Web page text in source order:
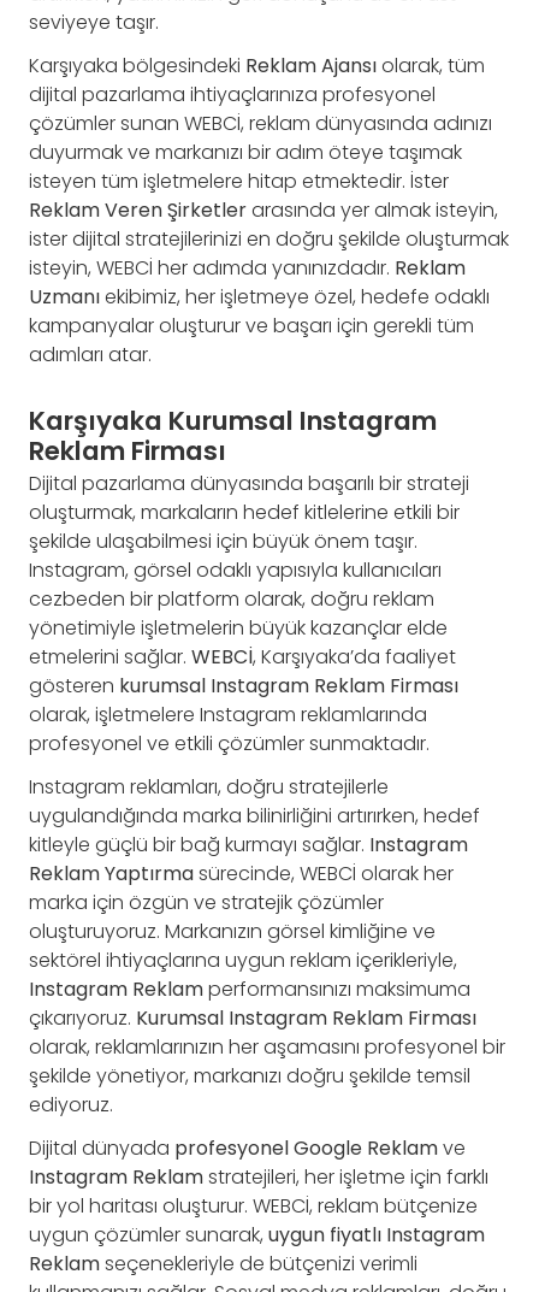
seviyeye taşır.
Karşıyaka bölgesindeki Reklam Ajansıolarak, tüm
dijital pazarlama ihtiyaçlarınıza profesyonel
çözümler sunan WEBCİ, reklam dünyasında adınızı
duyurmak ve markanızı bir adım öteye taşımak
isteyen tüm işletmelere hitap etmektedir. İster
Reklam Veren Şirketlerarasında yer almak isteyin,
ister dijital stratejilerinizi en doğru şekilde oluşturmak
isteyin, WEBCİ her adımda yanınızdadır. Reklam
Uzmanıekibimiz, her işletmeye özel, hedefe odaklı
kampanyalar oluşturur ve başarı için gerekli tüm
adımları atar.
Karşıyaka Kurumsal Instagram
Reklam Firması
Dijital pazarlama dünyasında başarılı bir strateji
oluşturmak, markaların hedef kitlelerine etkili bir
şekilde ulaşabilmesi için büyük önem taşır.
Instagram, görsel odaklı yapısıyla kullanıcıları
cezbeden bir platform olarak, doğru reklam
yönetimiyle işletmelerin büyük kazançlar elde
etmelerini sağlar. WEBCİ, Karşıyaka’da faaliyet
gösteren kurumsal Instagram Reklam Firması
olarak, işletmelere Instagram reklamlarında
profesyonel ve etkili çözümler sunmaktadır.
Instagram reklamları, doğru stratejilerle
uygulandığında marka bilinirliğini artırırken, hedef
kitleyle güçlü bir bağ kurmayı sağlar. Instagram
Reklam Yaptırmasürecinde, WEBCİ olarak her
marka için özgün ve stratejik çözümler
oluşturuyoruz. Markanızın görsel kimliğine ve
sektörel ihtiyaçlarına uygun reklam içerikleriyle,
Instagram Reklamperformansınızı maksimuma
çıkarıyoruz. Kurumsal Instagram Reklam Firması
olarak, reklamlarınızın her aşamasını profesyonel bir
şekilde yönetiyor, markanızı doğru şekilde temsil
ediyoruz.
Dijital dünyada profesyonel Google Reklamve
Instagram Reklamstratejileri, her işletme için farklı
bir yol haritası oluşturur. WEBCİ, reklam bütçenize
uygun çözümler sunarak, uygun fiyatlı Instagram
Reklamseçenekleriyle de bütçenizi verimli